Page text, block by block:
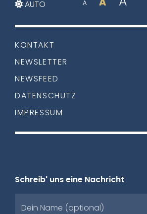
Schreib' uns eine Nachricht
Dein Name (optional)
AUTO A
KONTAKT
NEWSLETTER
NEWSFEED
DATENSCHUTZ
IMPRESSUM